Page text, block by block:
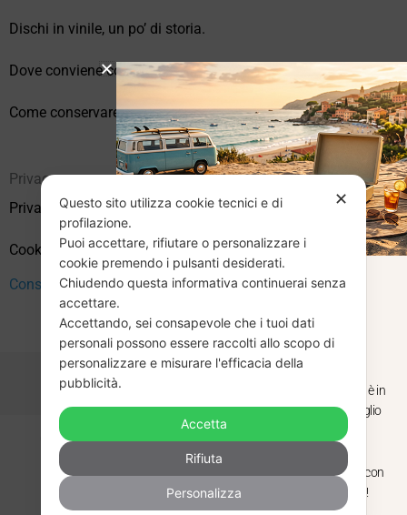
Dischi in vinile, un po’ di storia.
Dove conviene comprare vinili online?
Come conservare correttamente i vinili usati
Privacy
Privacy Policy
Cookie Policy (UE)
Consenso
Copyright © 2026 Vendita Vinili Usati | P.IVA 12240940960
NextWebStudio
✕
Questo sito utilizza cookie tecnici e di
profilazione.
Puoi accettare, rifiutare o personalizzare i
cookie premendo i pulsanti desiderati.
Chiudendo questa informativa continuerai senza
accettare.
Accettando, sei consapevole che i tuoi dati
personali possono essere raccolti allo scopo di
personalizzare e misurare l'efficacia della
pubblicità.
Accetta
Rifiuta
Personalizza
CHIUSURA
ESTIVA
Dal 29 luglio al 31 agosto venditaviniliusati.it è in
pausa estiva. Gli ordini ricevuti entro il 29 luglio
saranno spediti regolarmente.
Torniamo il 1 settembre, pronti a riprendere con
nuovi arrivi. Buona estate e buon ascolto!